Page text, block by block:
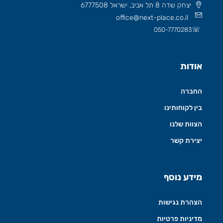
יצחק שדה 8 תל אביב, ישראל 6777508
office@next-place.co.il
☏
050-7770283
אודות
החברה
בין לקוחותינו
הצוות שלנו
יצירת קשר
מידע נוסף
הצהרת נגישות
מדיניות פרטיות